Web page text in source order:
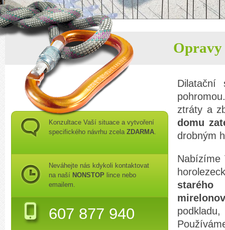
Opravy
Dilatační
ztráty a
domu
drobným
Nabízíme
starého
Konzultace Vaší situace a vytvoření
specifického návrhu zcela ZDARMA.
Neváhejte nás kdykoli kontaktovat
na naší NONSTOP lince nebo
emailem.
607 877 940